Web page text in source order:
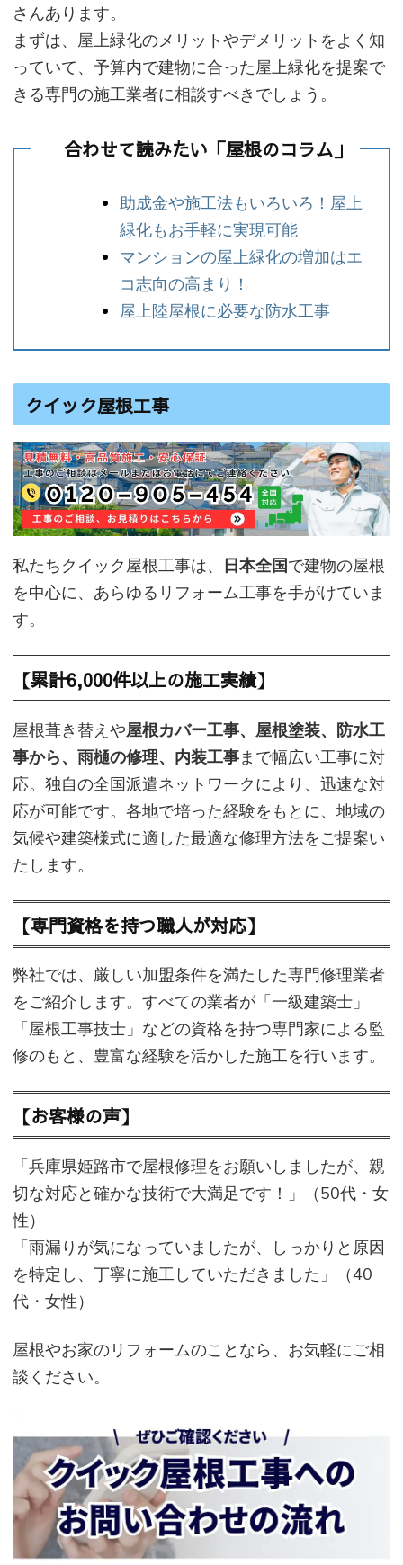
さんあります。
まずは、屋上緑化のメリットやデメリットをよく知
っていて、予算内で建物に合った屋上緑化を提案で
きる専門の施工業者に相談すべきでしょう。
合わせて読みたい「屋根のコラム」
助成金や施工法もいろいろ！屋上
緑化もお手軽に実現可能
マンションの屋上緑化の増加はエ
コ志向の高まり！
屋上陸屋根に必要な防水工事
クイック屋根工事
私たちクイック屋根工事は、 日本全国で建物の屋根
を中心に、あらゆるリフォーム工事を手がけていま
す。
【累計6,000件以上の施工実績】
屋根葺き替えや屋根カバー工事、屋根塗装、防水工
事から、雨樋の修理、内装工事まで幅広い工事に対
応。独自の全国派遣ネットワークにより、迅速な対
応が可能です。各地で培った経験をもとに、地域の
気候や建築様式に適した最適な修理方法をご提案い
たします。
【専門資格を持つ職人が対応】
弊社では、厳しい加盟条件を満たした専門修理業者
をご紹介します。すべての業者が「一級建築士」
「屋根工事技士」などの資格を持つ専門家による監
修のもと、豊富な経験を活かした施工を行います。
【お客様の声】
「兵庫県姫路市で屋根修理をお願いしましたが、親
切な対応と確かな技術で大満足です！」（50代・女
性）
「雨漏りが気になっていましたが、しっかりと原因
を特定し、丁寧に施工していただきました」（40
代・女性）
屋根やお家のリフォームのことなら、お気軽にご相
談ください。